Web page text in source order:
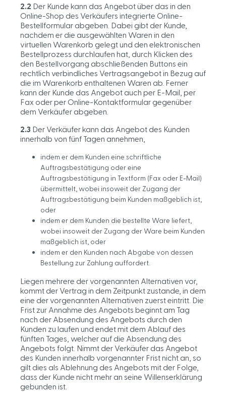
2.2 Der Kunde kann das Angebot über das in den
Online-Shop des Verkäufers integrierte Online-
Bestellformular abgeben. Dabei gibt der Kunde,
nachdem er die ausgewählten Waren in den
virtuellen Warenkorb gelegt und den elektronischen
Bestellprozess durchlaufen hat, durch Klicken des
den Bestellvorgang abschließenden Buttons ein
rechtlich verbindliches Vertragsangebot in Bezug auf
die im Warenkorb enthaltenen Waren ab. Ferner
kann der Kunde das Angebot auch per E-Mail, per
Fax oder per Online-Kontaktformular gegenüber
dem Verkäufer abgeben.
2.3 Der Verkäufer kann das Angebot des Kunden
innerhalb von fünf Tagen annehmen,
indem er dem Kunden eine schriftliche
Auftragsbestätigung oder eine
Auftragsbestätigung in Textform (Fax oder E-Mail)
übermittelt, wobei insoweit der Zugang der
Auftragsbestätigung beim Kunden maßgeblich ist,
oder
indem er dem Kunden die bestellte Ware liefert,
wobei insoweit der Zugang der Ware beim Kunden
maßgeblich ist, oder
indem er den Kunden nach Abgabe von dessen
Bestellung zur Zahlung auffordert.
Liegen mehrere der vorgenannten Alternativen vor,
kommt der Vertrag in dem Zeitpunkt zustande, in dem
eine der vorgenannten Alternativen zuerst eintritt. Die
Frist zur Annahme des Angebots beginnt am Tag
nach der Absendung des Angebots durch den
Kunden zu laufen und endet mit dem Ablauf des
fünften Tages, welcher auf die Absendung des
Angebots folgt. Nimmt der Verkäufer das Angebot
des Kunden innerhalb vorgenannter Frist nicht an, so
gilt dies als Ablehnung des Angebots mit der Folge,
dass der Kunde nicht mehr an seine Willenserklärung
gebunden ist.